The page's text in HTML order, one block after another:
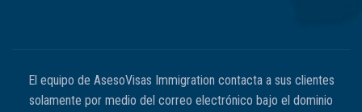
El equipo de AsesoVisas Immigration contacta a sus clientes
solamente por medio del correo electrónico bajo el dominio